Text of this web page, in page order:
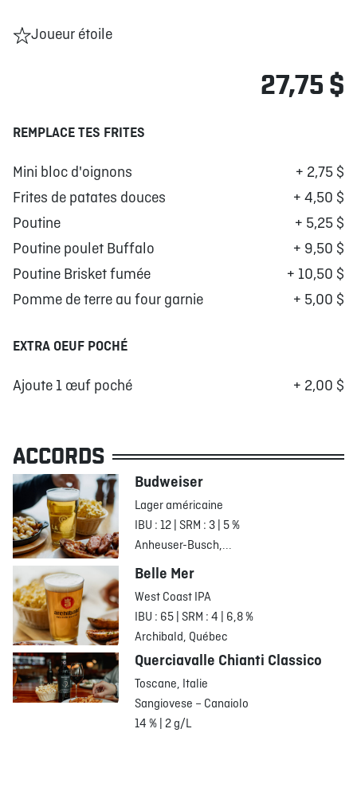
Joueur étoile
27,75 $
REMPLACE TES FRITES
Mini bloc d'oignons
+ 2,75 $
Frites de patates douces
+ 4,50 $
Poutine
+ 5,25 $
Poutine poulet Buffalo
+ 9,50 $
Poutine Brisket fumée
+ 10,50 $
Pomme de terre au four garnie
+ 5,00 $
EXTRA OEUF POCHÉ
Ajoute 1 œuf poché + 2,00 $
ACCORDS
Budweiser
Lager américaine
IBU : 12 | SRM : 3 | 5 %
Anheuser-Busch,...
Belle Mer
West Coast IPA
IBU : 65 | SRM : 4 | 6,8 %
Archibald, Québec
Querciavalle Chianti Classico
Toscane, Italie
Sangiovese – Canaiolo
14 % | 2 g/L